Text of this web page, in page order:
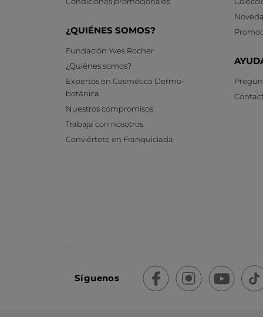
¿QUIÉNES SOMOS?
Fundación Yves Rocher
¿Quiénes somos?
Expertos en Cosmética Dermo-
botánica
Nuestros compromisos
Trabaja con nosotros
Conviértete en Franquiciada
Síguenos